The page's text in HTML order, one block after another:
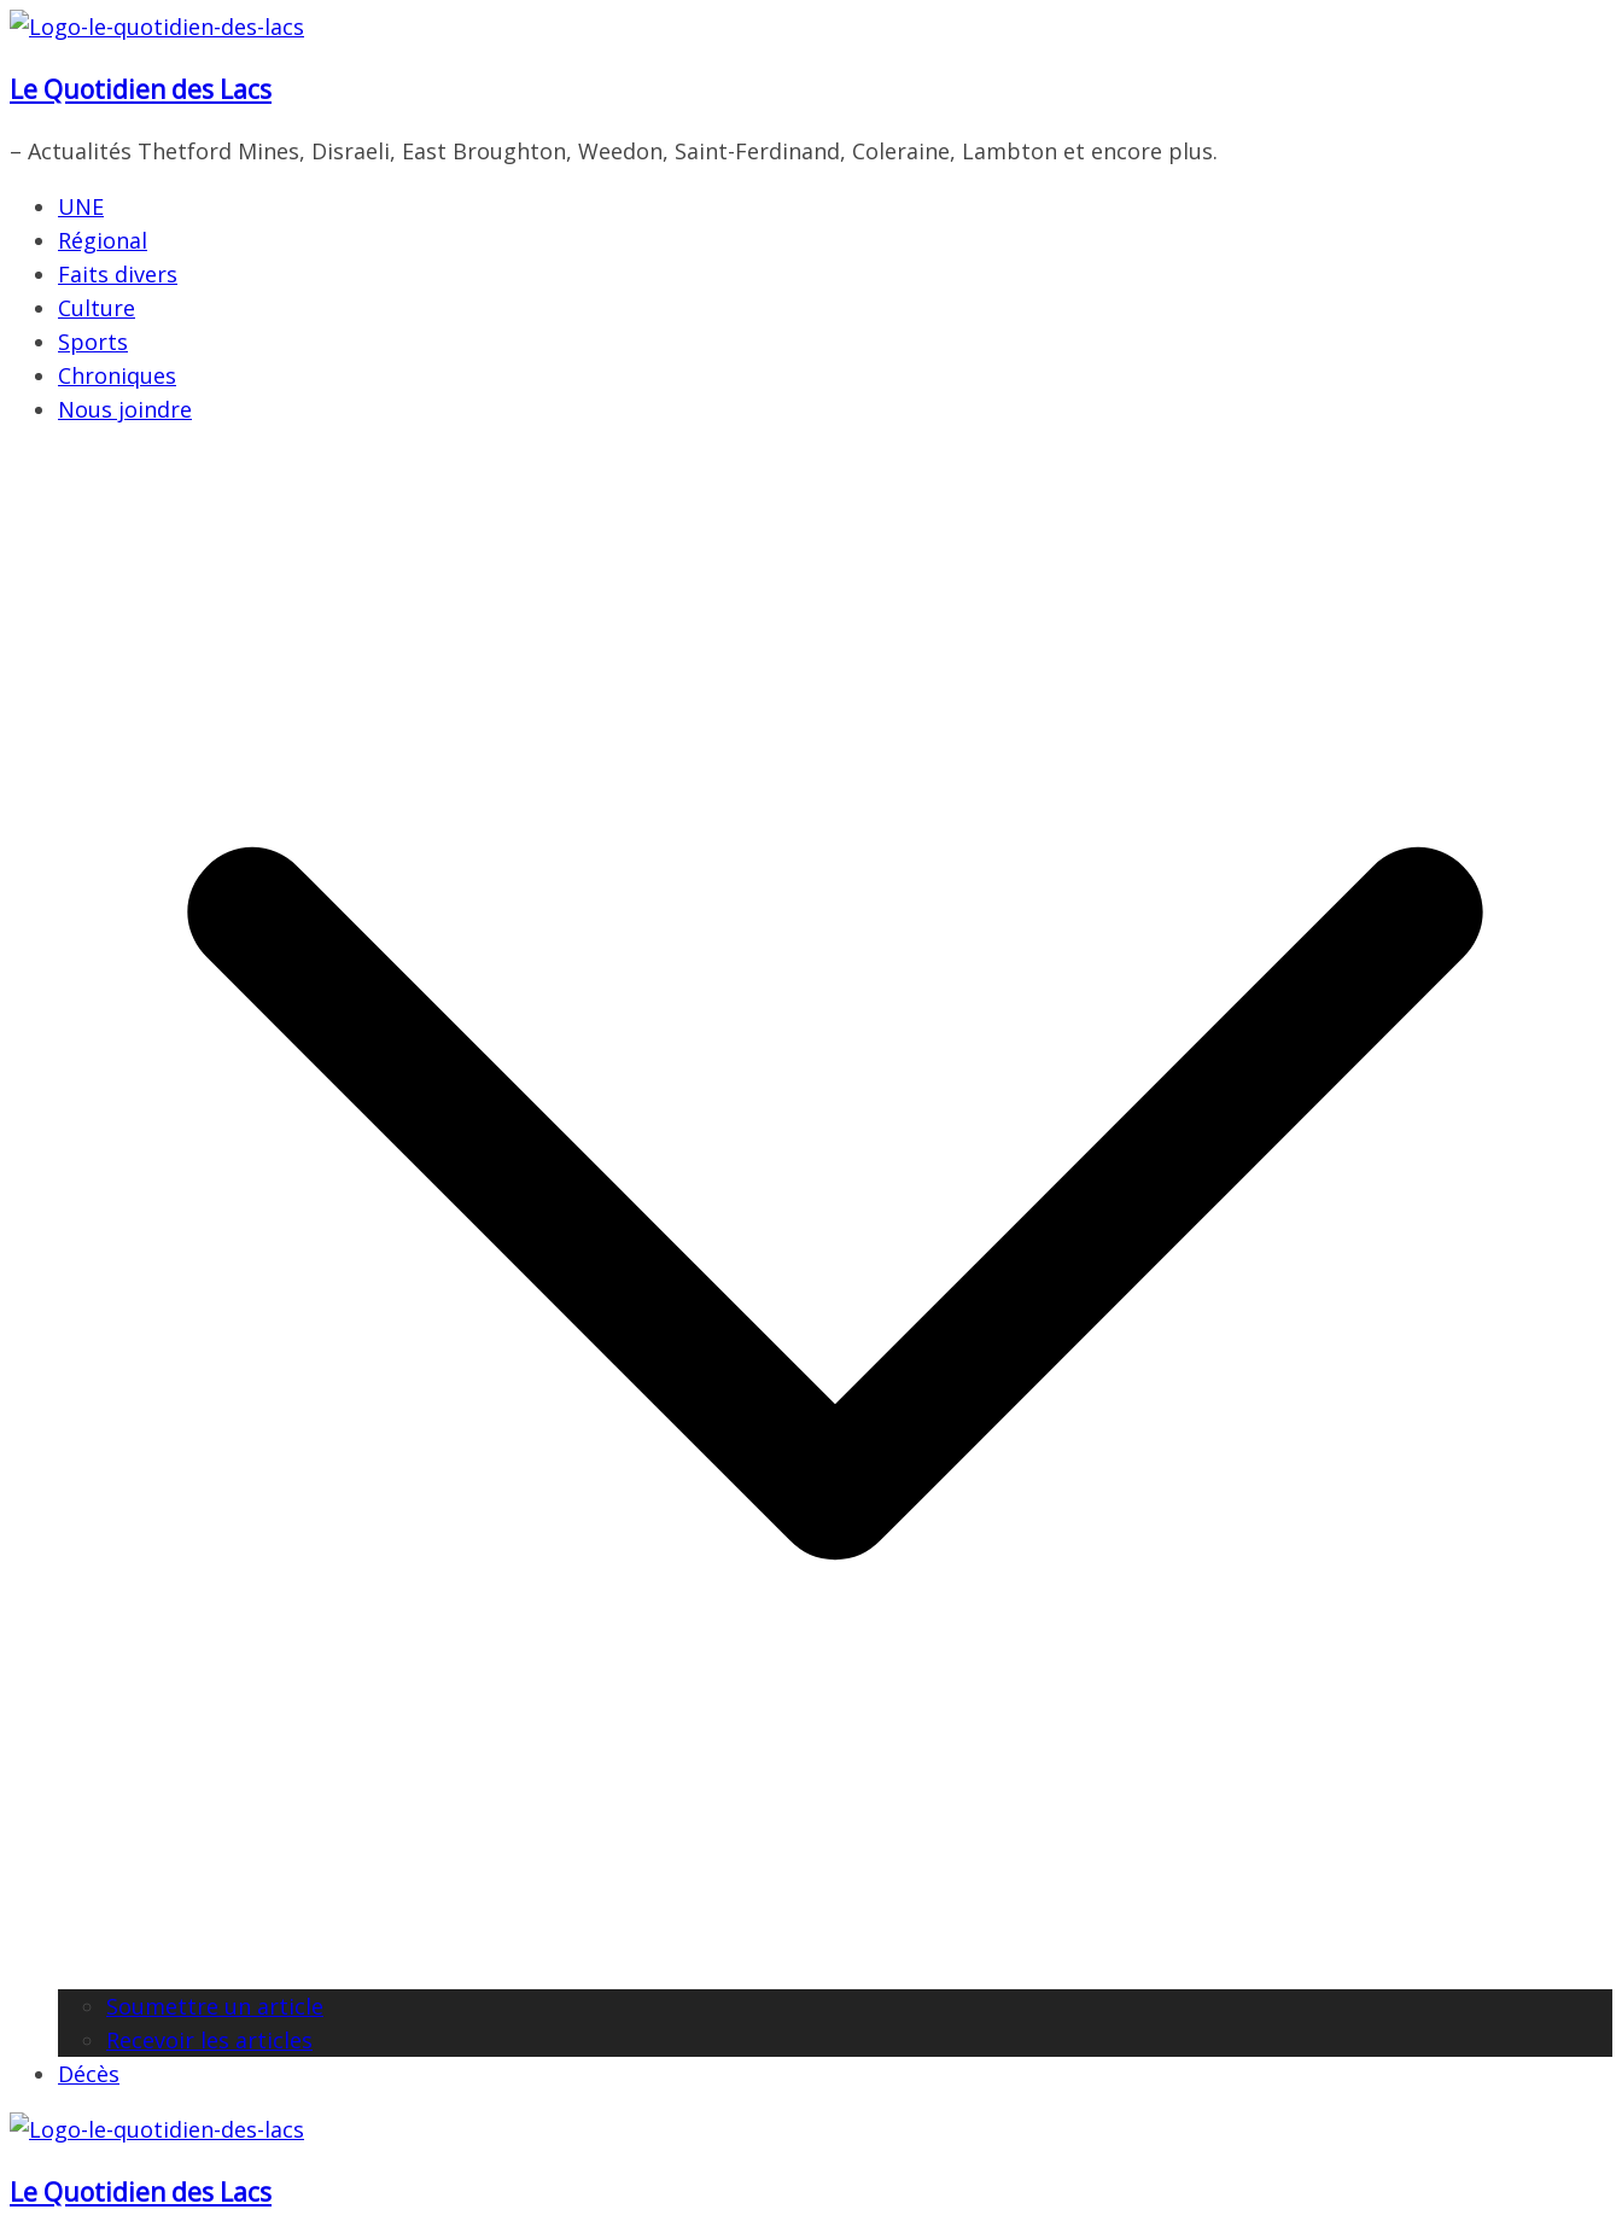
Passer
contenu
Le Quotidien des Lacs
– Actualités Thetford Mines, Disraeli, East Broughton, Weedon, Saint-Ferdinand, Coleraine, Lambton et encore plus.
UNE
Régional
Faits divers
Culture
Sports
Chroniques
Nous joindre
Soumettre un article
Recevoir les articles
Décès
Le Quotidien des Lacs